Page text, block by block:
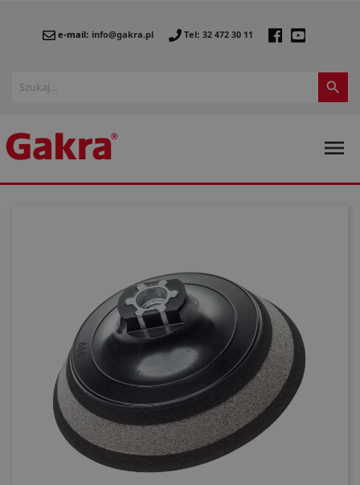
e-mail: info@gakra.pl Tel: 32 472 30 11

